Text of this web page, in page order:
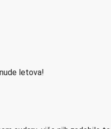
letova!